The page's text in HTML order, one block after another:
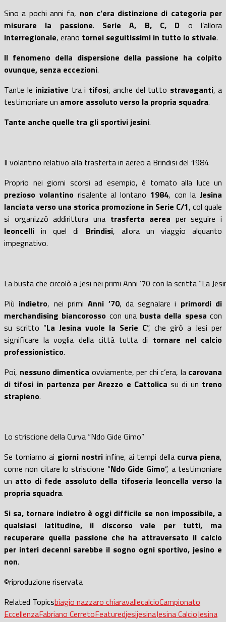
Sino a pochi anni fa, non c’era distinzione di categoria per
misurare la passione. Serie A, B, C, D o l’allora
Interregionale, erano tornei seguitissimi in tutto lo stivale.
Il fenomeno della dispersione della passione ha colpito
ovunque, senza eccezioni.
Tante le iniziative tra i tifosi, anche del tutto stravaganti, a
testimoniare un amore assoluto verso la propria squadra.
Tante anche quelle tra gli sportivi jesini.
Il volantino relativo alla trasferta in aereo a Brindisi del 1984
Proprio nei giorni scorsi ad esempio, è tornato alla luce un
prezioso volantinorisalente al lontano 1984, con la Jesina
lanciata verso una storica promozione in Serie C/1, col quale
si organizzò addirittura una trasferta aerea per seguire i
leoncelli in quel di Brindisi, allora un viaggio alquanto
impegnativo.
La busta che circolò a Jesi nei primi Anni ’70 con la scritta “La
Più indietro, nei primiAnni ’70, da segnalare i primordi di
merchandising biancorosso con una busta della spesa con
su scritto “La Jesina vuole la Serie C”, che girò a Jesi per
significare la voglia della città tutta di tornare nel calcio
professionistico.
Poi, nessuno dimentica ovviamente, per chi c’era, la carovana
di tifosi in partenza per Arezzo e Cattolicasu di un treno
strapieno.
Lo striscione della Curva “Ndo Gide Gimo”
Se torniamo ai giorni nostriinfine, ai tempi della curva piena,
come non citare lo striscione “Ndo Gide Gimo”, a testimoniare
un atto di fede assoluto della tifoseria leoncella verso la
propria squadra.
Si sa, tornare indietro è oggi difficile se non impossibile, a
qualsiasi latitudine, il discorso vale per tutti, ma
recuperare quella passione che ha attraversato il calcio
per interi decenni sarebbe il sogno ogni sportivo, jesino e
non.
©riproduzione riservata
Related Topicsbiagio nazzaro chiaravallecalcioCampionato
EccellenzaFabriano CerretoFeaturedjesijesinaJesina CalcioJesina